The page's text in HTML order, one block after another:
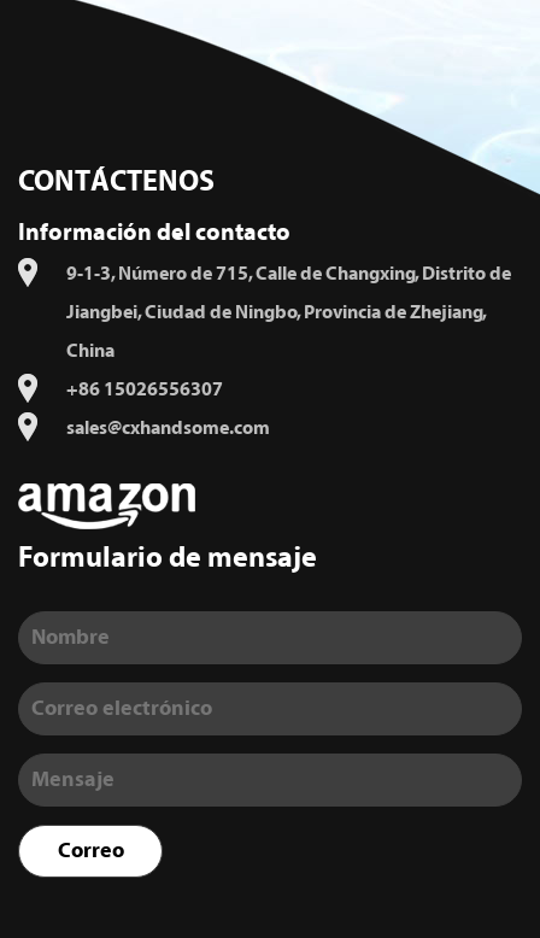
CONTÁCTENOS
Información del contacto
9-1-3, Número de 715, Calle de Changxing, Distrito de
Jiangbei, Ciudad de Ningbo, Provincia de Zhejiang,
China
+86 15026556307
sales@cxhandsome.com
Formulario de mensaje